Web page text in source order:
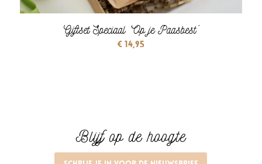
Giftset Speciaal ‘Op je Paasbest’
€14,95
Blijf op de hoogte